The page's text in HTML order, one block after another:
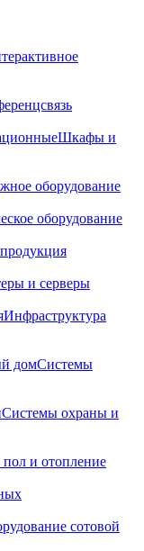
Шкафы и
оборудование
оборудование
и серверы
Инфраструктура
Системы
Системы охраны и
и отопление
сотовой